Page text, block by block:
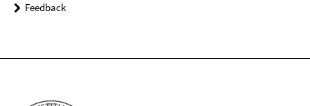
Feedback